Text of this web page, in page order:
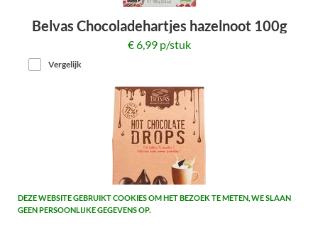
Belvas Chocoladehartjes hazelnoot 100g
€ 6,99 p/stuk
Vergelijk
DEZE WEBSITE GEBRUIKT COOKIES OM HET BEZOEK TE METEN, WE SLAAN
GEEN PERSOONLIJKE GEGEVENS OP.